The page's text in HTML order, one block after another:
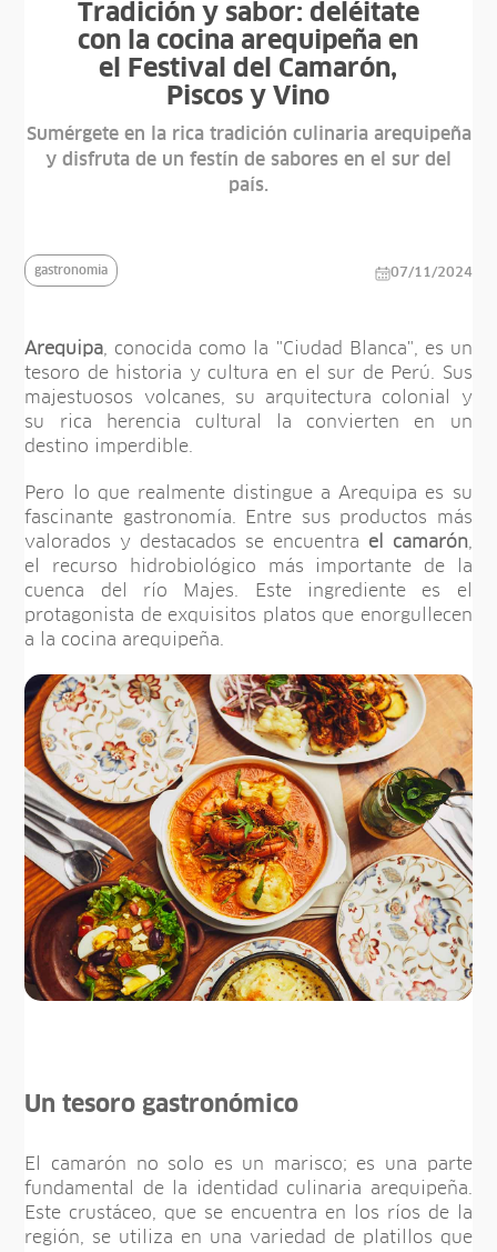
Tradición y sabor: deléitate
con la cocina arequipeña en
el Festival del Camarón,
Piscos y Vino
Sumérgete en la rica tradición culinaria arequipeña
y disfruta de un festín de sabores en el sur del
país.
gastronomia 07/11/2024
Arequipa , conocida como la "Ciudad Blanca", es un
tesoro de historia y cultura en el sur de Perú. Sus
majestuosos volcanes, su arquitectura colonial y
su rica herencia cultural la convierten en un
destino imperdible.
Pero lo que realmente distingue a Arequipa es su
fascinante gastronomía. Entre sus productos más
valorados y destacados se encuentra el camarón,
el recurso hidrobiológico más importante de la
cuenca del río Majes. Este ingrediente es el
protagonista de exquisitos platos que enorgullecen
a la cocina arequipeña.
Un tesoro gastronómico
El camarón no solo es un marisco; es una parte
fundamental de la identidad culinaria arequipeña.
Este crustáceo, que se encuentra en los ríos de la
región, se utiliza en una variedad de platillos que